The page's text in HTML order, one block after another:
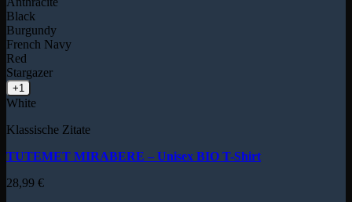
Black
Burgundy
French Navy
Red
Stargazer
+1
White
Klassische Zitate
TUTEMET MIRABERE – Unisex BIO T-Shirt
28,99 €